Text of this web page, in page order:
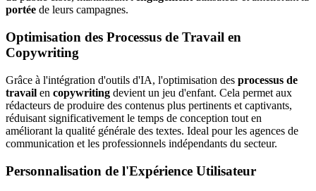
portée de leurs campagnes.
Optimisation des Processus de Travail en
Copywriting
Grâce à l'intégration d'outils d'IA, l'optimisation des processus de
travail en copywriting devient un jeu d'enfant. Cela permet aux
rédacteurs de produire des contenus plus pertinents et captivants,
réduisant significativement le temps de conception tout en
améliorant la qualité générale des textes. Ideal pour les agences de
communication et les professionnels indépendants du secteur.
Personnalisation de l'Expérience Utilisateur